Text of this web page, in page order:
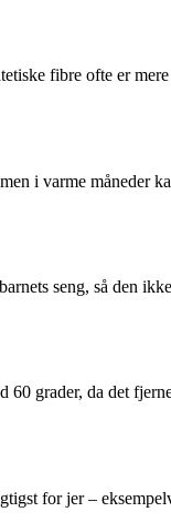
fibre ofte er
i varme måneder
seng, så den
grader, da det
for jer –